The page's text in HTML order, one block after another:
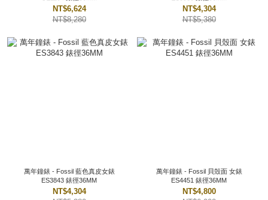
NT$6,624
NT$8,280
NT$4,304
NT$5,380
萬年鐘錶 - Fossil 藍色真皮女錶
ES3843 錶徑36MM
NT$4,304
萬年鐘錶 - Fossil 貝殼面 女錶
ES4451 錶徑36MM
NT$4,800